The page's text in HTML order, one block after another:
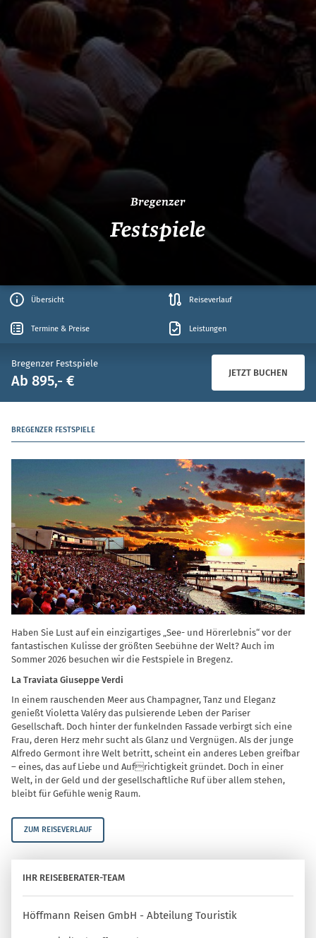
Bregenzer
Festspiele
Übersicht Reiseverlauf
Termine & Preise Leistungen
Bregenzer Festspiele
Ab 895,- € JETZT BUCHEN
BREGENZER FESTSPIELE
Haben Sie Lust auf ein einzigartiges „See- und Hörerlebnis“ vor der
fantastischen Kulisse der größten Seebühne der Welt? Auch im
Sommer 2026 besuchen wir die Festspiele in Bregenz.
La Traviata Giuseppe Verdi
In einem rauschenden Meer aus Champagner, Tanz und Eleganz
genießt Violetta Valéry das pulsierende Leben der Pariser
Gesellschaft. Doch hinter der funkelnden Fassade verbirgt sich eine
Frau, deren Herz mehr sucht als Glanz und Vergnügen. Als der junge
Alfredo Germont ihre Welt betritt, scheint ein anderes Leben greifbar
– eines, das auf Liebe und Aufrichtigkeit gründet. Doch in einer
Welt, in der Geld und der gesellschaftliche Ruf über allem stehen,
bleibt für Gefühle wenig Raum.
ZUM REISEVERLAUF
IHR REISEBERATER-TEAM
Höffmann Reisen GmbH - Abteilung Touristik